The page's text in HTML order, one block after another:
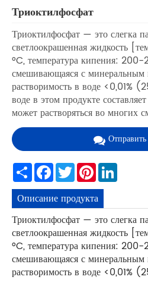
Триоктилфосфат
Триоктилфосфат — это слегка
светлоокрашенная жидкость
°C, температура кипения:
смешивающаяся с минеральным
растворимость в воде <0,01%
воде в этом продукте
может растворяться во многих
ShareFacebook
TwitterPinterest
Описание продукта
Триоктилфосфат — это слегка
светлоокрашенная жидкость
°C, температура кипения:
смешивающаяся с минеральным
растворимость в воде <0,01%